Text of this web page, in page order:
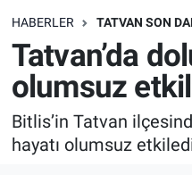
HABERLER TATVAN SON
Tatvan’da
olumsuz
Bitlis’in Tatvan
hayatı olumsuz
Eğitim
Ekonomi
Genel
Son Dakika Haberleri
Haber Arşivi